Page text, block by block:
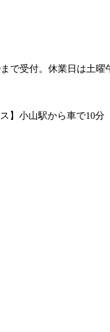
】小山駅から車で10分